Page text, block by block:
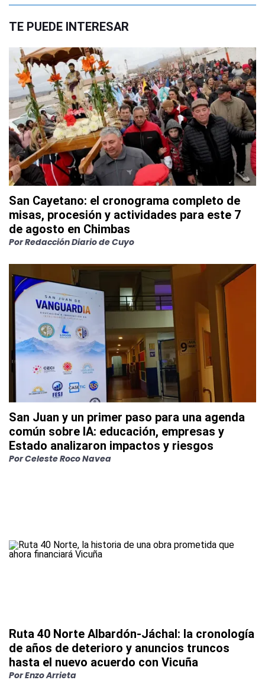
TE PUEDE INTERESAR
San Cayetano: el cronograma completo de
misas, procesión y actividades para este 7
de agosto en Chimbas
PorRedacción Diario de Cuyo
San Juan y un primer paso para una agenda
común sobre IA: educación, empresas y
Estado analizaron impactos y riesgos
PorCeleste Roco Navea
Ruta 40 Norte Albardón-Jáchal: la cronología
de años de deterioro y anuncios truncos
hasta el nuevo acuerdo con Vicuña
PorEnzo Arrieta